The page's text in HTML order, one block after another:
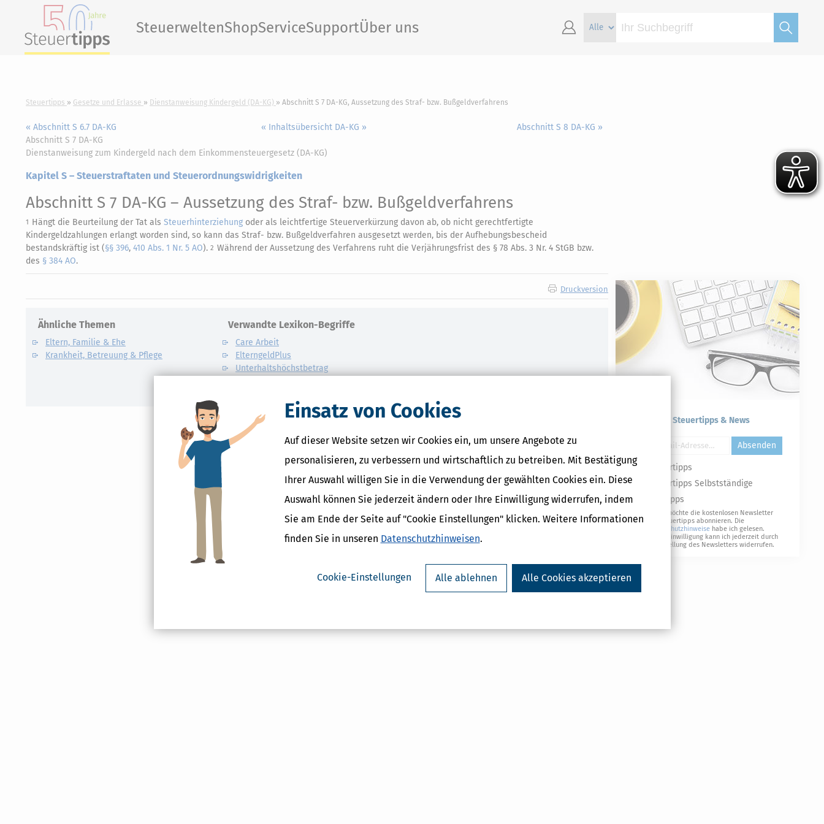
Einsatz von Cookies
Auf dieser Website setzen wir Cookies ein, um unsere Angebote zu
personalisieren, zu verbessern und wirtschaftlich zu betreiben. Mit Bestätigung
Ihrer Auswahl willigen Sie in die Verwendung der gewählten Cookies ein. Diese
Auswahl können Sie jederzeit ändern oder Ihre Einwilligung widerrufen, indem
Sie am Ende der Seite auf "Cookie Einstellungen" klicken. Weitere Informationen
finden Sie in unseren Datenschutzhinweisen.
Cookie-Einstellungen Alle ablehnen Alle Cookies akzeptieren
SteuerweltenShopServiceSupportÜber uns
Steuertipps Gesetze und Erlasse Dienstanweisung Kindergeld (DA-KG) Abschnitt S 7 DA-KG, Aussetzung des Straf- bzw. Bußgeldverfahrens
« Abschnitt S 6.7 DA-KG « Inhaltsübersicht DA-KG »
Abschnitt S 8 DA-KG »
Abschnitt S 7 DA-KG
Dienstanweisung zum Kindergeld nach dem Einkommensteuergesetz (DA-KG)
Kapitel S – Steuerstraftaten und Steuerordnungswidrigkeiten
Abschnitt S 7 DA-KG – Aussetzung des Straf- bzw. Bußgeldverfahrens
1 Hängt die Beurteilung der Tat als Steuerhinterziehung oder als leichtfertige Steuerverkürzung davon ab, ob nicht gerechtfertigte
Kindergeldzahlungen erlangt worden sind, so kann das Straf- bzw. Bußgeldverfahren ausgesetzt werden, bis der Aufhebungsbescheid
bestandskräftig ist (§§ 396, 410 Abs. 1 Nr. 5 AO). 2 Während der Aussetzung des Verfahrens ruht die Verjährungsfrist des § 78 Abs. 3 Nr. 4 StGB bzw.
des § 384 AO.
Druckversion
Ähnliche Themen
Eltern, Familie & Ehe
Krankheit, Betreuung & Pflege
Verwandte Lexikon-Begriffe
Care Arbeit
ElterngeldPlus
Unterhaltshöchstbetrag
Kostenlose Steuertipps & News
Absenden
Steuertipps
Steuertipps Selbstständige
Geldtipps
Ja, ich möchte die kostenlosen Newsletter
von Steuertipps abonnieren. Die
Datenschutzhinweise habe ich gelesen.
Meine Einwilligung kann ich jederzeit durch
Abbestellung des Newsletters widerrufen.